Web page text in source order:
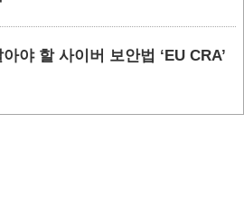
야 할 사이버 보안법 ‘EU CRA’